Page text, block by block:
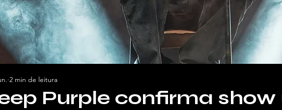
Purple confirma show
2 min de leitura